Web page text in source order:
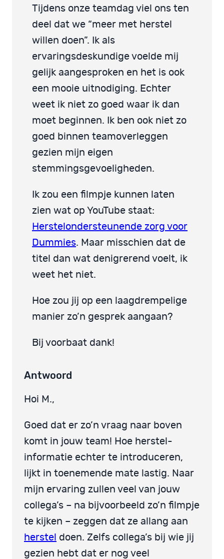
Tijdens onze teamdag viel ons ten
deel dat we “meer met herstel
willen doen”. Ik als
ervaringsdeskundige voelde mij
gelijk aangesproken en het is ook
een mooie uitnodiging. Echter
weet ik niet zo goed waar ik dan
moet beginnen. Ik ben ook niet zo
goed binnen teamoverleggen
gezien mijn eigen
stemmingsgevoeligheden.
Ik zou een filmpje kunnen laten
zien wat op YouTube staat:
Herstelondersteunende zorg voor
Dummies. Maar misschien dat de
titel dan wat denigrerend voelt, ik
weet het niet.
Hoe zou jij op een laagdrempelige
manier zo’n gesprek aangaan?
Bij voorbaat dank!
Antwoord
Hoi M.,
Goed dat er zo’n vraag naar boven
komt in jouw team! Hoe herstel-
informatie echter te introduceren,
lijkt in toenemende mate lastig. Naar
mijn ervaring zullen veel van jouw
collega’s – na bijvoorbeeld zo’n filmpje
te kijken – zeggen dat ze allang aan
herstel doen. Zelfs collega’s bij wie jij
gezien hebt dat er nog veel